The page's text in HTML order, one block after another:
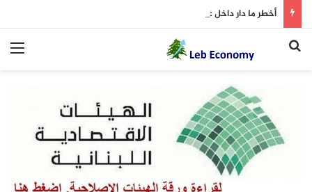
أخطر ما دار داخل غرفة المفاوضات
بحث عن